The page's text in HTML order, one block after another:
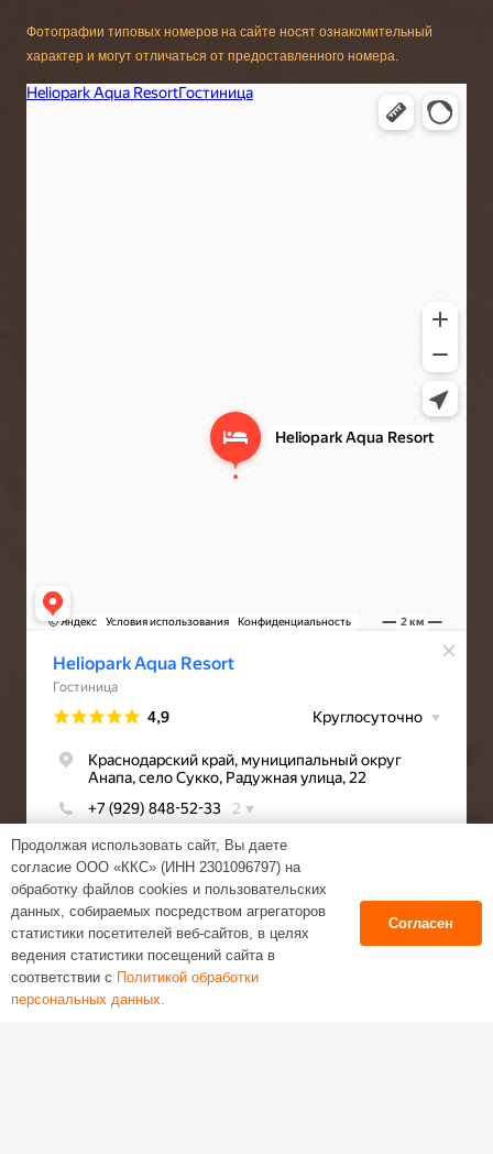
Фотографии типовых номеров на сайте носят ознакомительный
характер и могут отличаться от предоставленного номера.
Продолжая использовать сайт, Вы даете
согласие ООО «ККС» (ИНН 2301096797) на
обработку файлов cookies и пользовательских
данных, собираемых посредством агрегаторов
статистики посетителей веб-сайтов, в целях
ведения статистики посещений сайта в
соответствии с Политикой обработки
персональных данных.
Согласен